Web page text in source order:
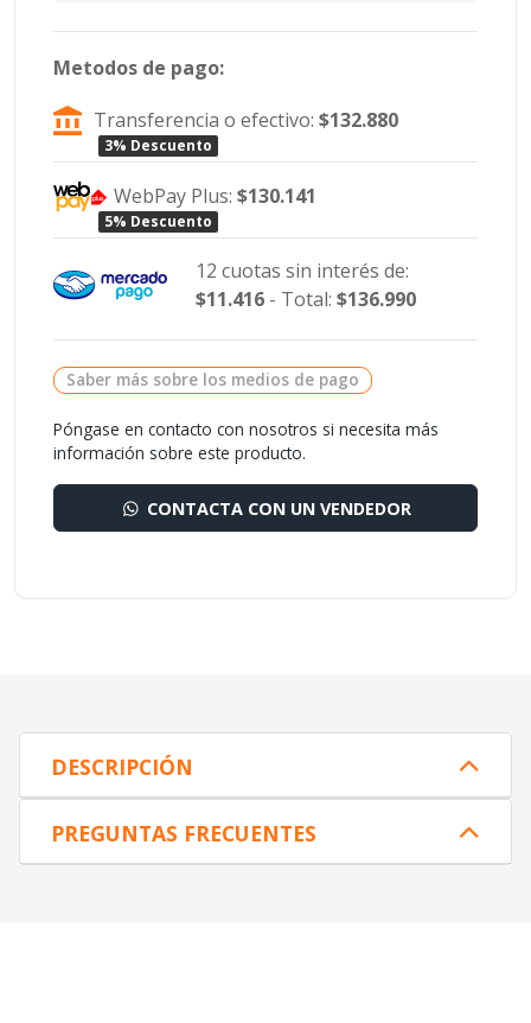
Metodos de pago:
Transferencia o efectivo:$132.880
3% Descuento
WebPay Plus:$130.141
5% Descuento
12 cuotas sin interés de:
$11.416- Total: $136.990
Saber más sobre los medios de pago
Póngase en contacto con nosotros si necesita más
información sobre este producto.
CONTACTA CON UN VENDEDOR
DESCRIPCIÓN
PREGUNTAS FRECUENTES